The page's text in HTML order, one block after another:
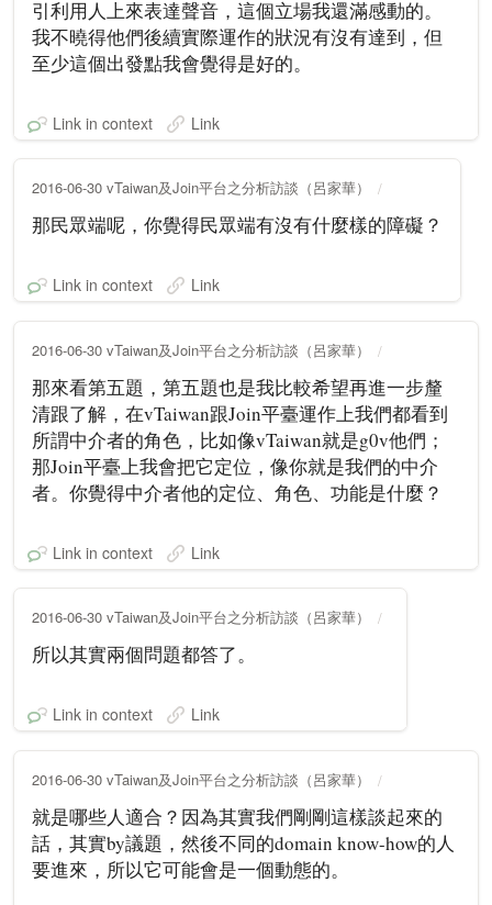
引利用人上來表達聲音，這個立場我還滿感動的。
我不曉得他們後續實際運作的狀況有沒有達到，但
至少這個出發點我會覺得是好的。
Link in context Link
2016-06-30 vTaiwan及Join平台之分析訪談（呂家華）
那民眾端呢，你覺得民眾端有沒有什麼樣的障礙？
Link in context Link
2016-06-30 vTaiwan及Join平台之分析訪談（呂家華）
那來看第五題，第五題也是我比較希望再進一步釐
清跟了解，在vTaiwan跟Join平臺運作上我們都看到
所謂中介者的角色，比如像vTaiwan就是g0v他們；
那Join平臺上我會把它定位，像你就是我們的中介
者。你覺得中介者他的定位、角色、功能是什麼？
Link in context Link
2016-06-30 vTaiwan及Join平台之分析訪談（呂家華）
所以其實兩個問題都答了。
Link in context Link
2016-06-30 vTaiwan及Join平台之分析訪談（呂家華）
就是哪些人適合？因為其實我們剛剛這樣談起來的
話，其實by議題，然後不同的domain know-how的人
要進來，所以它可能會是一個動態的。